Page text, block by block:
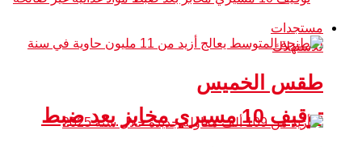
توقيف 10 مسيري مخابز بعد ضبط
مستجدات
طقس الخميس